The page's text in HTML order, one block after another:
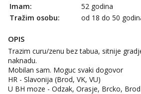
Imam:
52 godina
Tražim osobu:
od 18 do 50
OPIS
Trazim curu/zenu bez tabua, sitnije
naknadu.
Mobilan sam. Moguc svaki dogovor
HR - Slavonija (Brod, VK, VU)
U BH moze - Odzak, Orasje, Brcko, Brod